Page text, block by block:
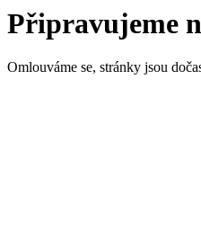
Připravujeme
Omlouváme se, stránky jsou